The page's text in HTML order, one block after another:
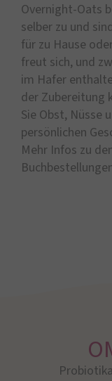
Overnight-Oats
selber zu und
für zu Hause
freut sich, und
im Hafer
der Zubereitung
Sie Obst, Nüsse
persönlichen
Mehr Infos zu